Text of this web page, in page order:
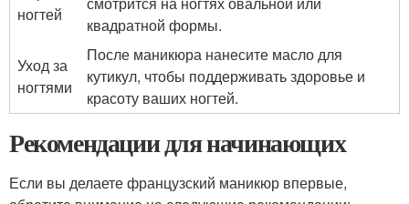
ногтей
квадратной формы.
Уход за
ногтями
После маникюра нанесите масло для
кутикул, чтобы поддерживать здоровье и
красоту ваших ногтей.
Рекомендации для начинающих
Если вы делаете французский маникюр впервые,